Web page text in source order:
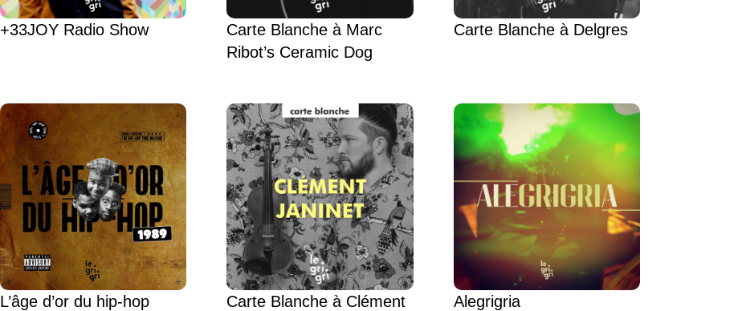
+33JOY Radio Show
Carte Blanche à Marc
Ribot’s Ceramic Dog
Carte Blanche à Delgres
L’âge d’or du hip-hop
Carte Blanche à Clément
Alegrigria